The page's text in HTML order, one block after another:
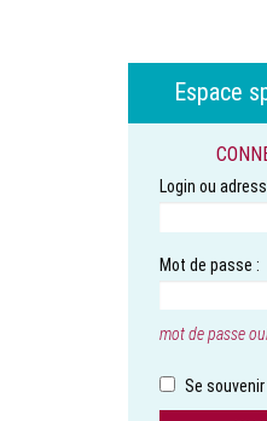
Espace
Login ou
Mot de passe :
mot de passe
Se